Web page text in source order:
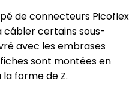
de connecteurs Picoflex
câbler certains sous-
avec les embrases
sont montées en
forme de Z.